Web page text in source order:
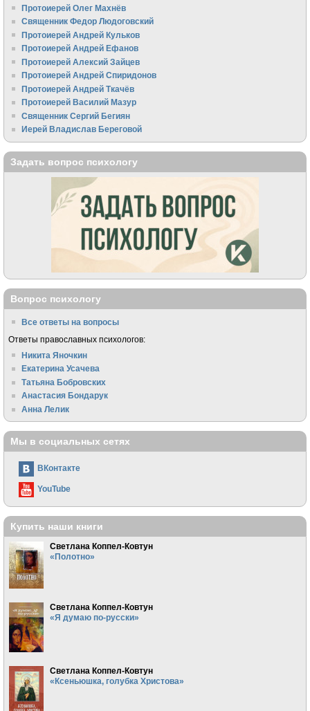
Протоиерей Олег Махнёв
Священник Федор Людоговский
Протоиерей Андрей Кульков
Протоиерей Андрей Ефанов
Протоиерей Алексий Зайцев
Протоиерей Андрей Спиридонов
Протоиерей Андрей Ткачёв
Протоиерей Василий Мазур
Священник Сергий Бегиян
Иерей Владислав Береговой
Задать вопрос психологу
Вопрос психологу
Все ответы на вопросы
Ответы православных психологов:
Никита Яночкин
Екатерина Усачева
Татьяна Бобровских
Анастасия Бондарук
Анна Лелик
Мы в социальных сетях
ВКонтакте
YouTube
Купить наши книги
Светлана Коппел-Ковтун
«Полотно»
Светлана Коппел-Ковтун
«Я думаю по-русски»
Светлана Коппел-Ковтун
«Ксеньюшка, голубка Христова»